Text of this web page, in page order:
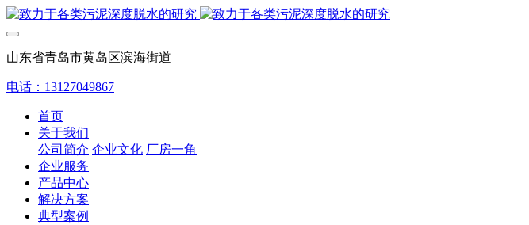
山东省青岛市黄岛区滨海街道
电话：13127049867
首页
关于我们
公司简介 企业文化 厂房一角
企业服务
产品中心
解决方案
典型案例